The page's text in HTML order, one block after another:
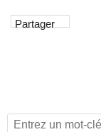
Partager